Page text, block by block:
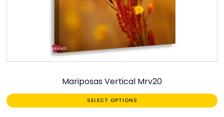
Mariposas Vertical Mrv20
SELECT OPTIONS